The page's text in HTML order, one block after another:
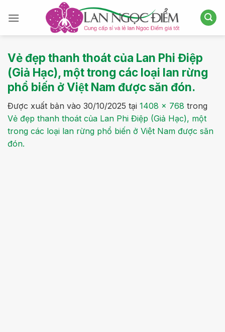
qua
Vẻ đẹp thanh thoát của Lan Phi Điệp
(Giả Hạc), một trong các loại lan rừng
phổ biến ở Việt Nam được săn đón.
Được xuất bản vào 30/10/2025 tại 1408 × 768 trong
Vẻ đẹp thanh thoát của Lan Phi Điệp (Giả Hạc), một
trong các loại lan rừng phổ biến ở Việt Nam được săn
đón.